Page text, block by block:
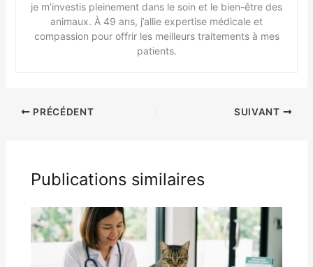
je m’investis pleinement dans le soin et le bien-être des
animaux. À 49 ans, j’allie expertise médicale et
compassion pour offrir les meilleurs traitements à mes
patients.
PRÉCÉDENT SUIVANT
Publications similaires